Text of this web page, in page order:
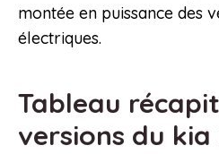
montée en puissance des
électriques.
Tableau
versions du